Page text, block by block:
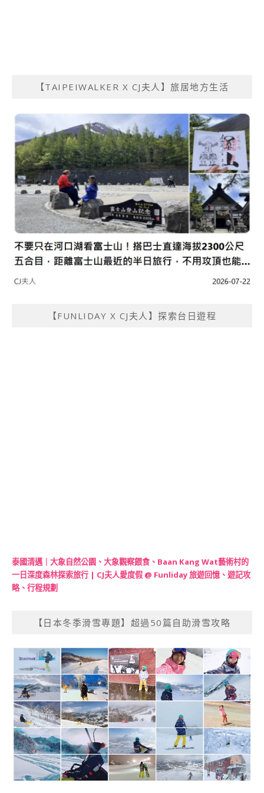
【TAIPEIWALKER X CJ夫人】旅居地方生活
【FUNLIDAY X CJ夫人】探索台日遊程
泰國清邁｜大象自然公園、大象觀察餵食、Baan Kang Wat藝術村的
一日深度森林探索旅行 | CJ夫人愛度假 @ Funliday 旅遊回憶、遊記攻
略、行程規劃
【日本冬季滑雪專題】超過50篇自助滑雪攻略